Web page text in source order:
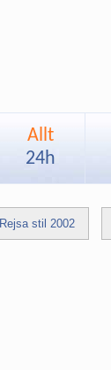
Allt
24h
Rejsa stil 2002